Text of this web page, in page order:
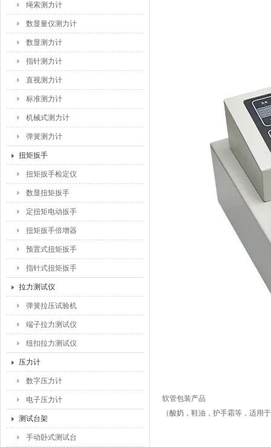
绳索测力计
数显量仪测力计
数显测力计
指针测力计
直视测力计
标准测力计
机械式测力计
弹簧测力计
扭矩扳手
扭矩扳手检定仪
数显扭矩扳手
定扭矩电动扳手
扭矩扳手倍增器
预置式扭矩扳手
指针式扭矩扳手
拉力测试仪
弹簧拉压试验机
端子拉力测试仪
纽扣拉力测试仪
压力计
数字压力计
电子压力计
测试台架
手动卧式测试台
软管包装产品
（酸奶，鞋油，护手霜等，适用